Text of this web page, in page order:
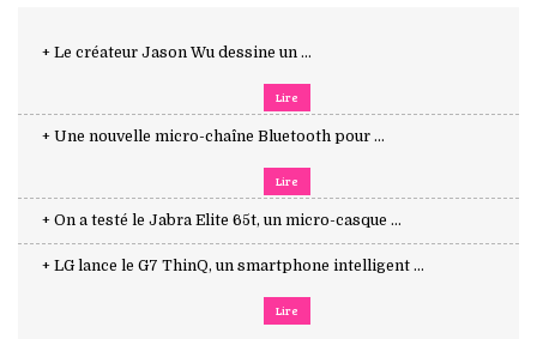
+ Le créateur Jason Wu dessine un ...
Lire
+ Une nouvelle micro-chaîne Bluetooth pour ...
Lire
+ On a testé le Jabra Elite 65t, un micro-casque ...
+ LG lance le G7 ThinQ, un smartphone intelligent ...
Lire